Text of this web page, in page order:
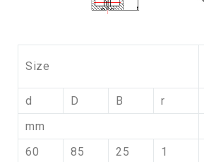
Size
d D B r
mm
60
85 25 1